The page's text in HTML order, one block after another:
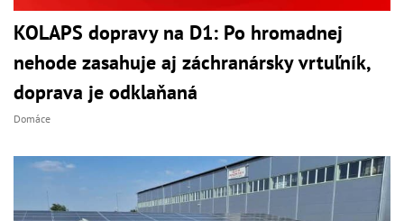
KOLAPS dopravy na D1: Po hromadnej
nehode zasahuje aj záchranársky vrtuľník,
doprava je odklaňaná
Domáce